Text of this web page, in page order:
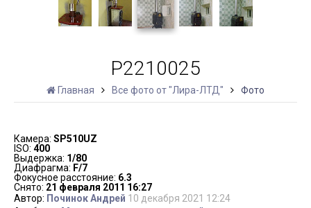
P2210025
Главная Все фото от "Лира-ЛТД" Фото
Камера: SP510UZ
ISO: 400
Выдержка: 1/80
Диафрагма: F/7
Фокусное расстояние: 6.3
Снято: 21 февраля 2011 16:27
Автор: Починок Андрей 10 декабря 2021 12:24